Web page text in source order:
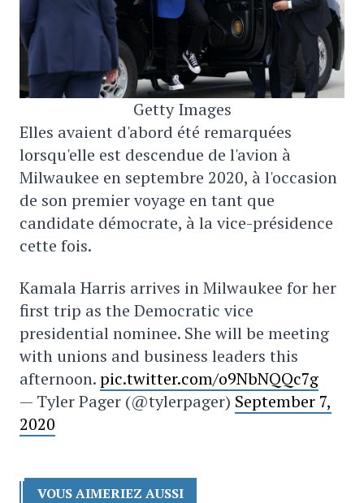
Getty Images
Elles avaient d'abord été remarquées
lorsqu'elle est descendue de l'avion à
Milwaukee en septembre 2020, à l'occasion
de son premier voyage en tant que
candidate démocrate, à la vice-présidence
cette fois.
Kamala Harris arrives in Milwaukee for her
first trip as the Democratic vice
presidential nominee. She will be meeting
with unions and business leaders this
afternoon.pic.twitter.com/o9NbNQQc7g
— Tyler Pager (@tylerpager) September 7,
2020
VOUS AIMERIEZ AUSSI